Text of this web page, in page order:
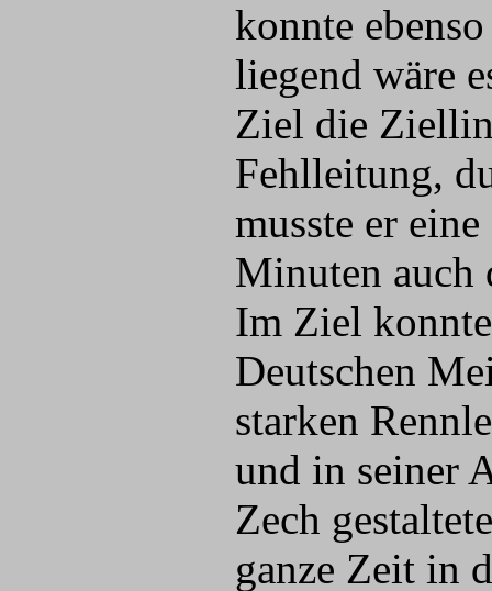
konnte
liegend wäre
Ziel die
Fehlleitung,
musste er
Minuten auch
Im Ziel
Deutschen
starken
und in seiner
Zech
ganze Zeit in